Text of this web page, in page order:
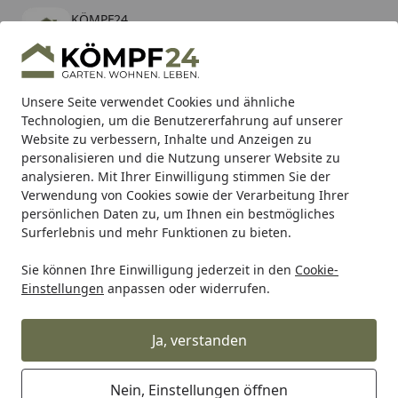
Unsere Seite verwendet Cookies und ähnliche
Technologien, um die Benutzererfahrung auf unserer
Website zu verbessern, Inhalte und Anzeigen zu
personalisieren und die Nutzung unserer Website zu
analysieren. Mit Ihrer Einwilligung stimmen Sie der
Verwendung von Cookies sowie der Verarbeitung Ihrer
persönlichen Daten zu, um Ihnen ein bestmögliches
Surferlebnis und mehr Funktionen zu bieten.
Sie können Ihre Einwilligung jederzeit in den Cookie-
Einstellungen anpassen oder widerrufen.
Ja, verstanden
Nein, Einstellungen öffnen
KÖMPF24
kostenlos - Im App Store
Hotline
Alle Produkte
Mein Konto
Suchen
Karibu Pools inkl. gratis Sandfilteranlage & Pool-
Starterset (Gesamtwert bis 468,99€)
Startseite
TraumGarten Vorgartenzäune Kunststoff
Zubehör für TraumGarten Longlife
Serie Cleo
Ihre Artikelübersicht